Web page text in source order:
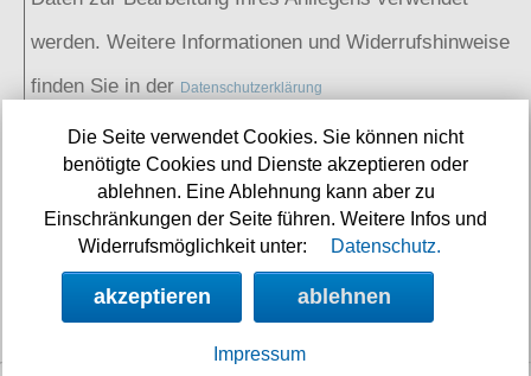
werden. Weitere Informationen und Widerrufshinweise
finden Sie in der Datenschutzerklärung
absenden
SOCIAL MEDIA
Die Seite verwendet Cookies. Sie können nicht
benötigte Cookies und Dienste akzeptieren oder
ablehnen. Eine Ablehnung kann aber zu
Einschränkungen der Seite führen. Weitere Infos und
Widerrufsmöglichkeit unter:
Datenschutz.
akzeptieren ablehnen
Impressum